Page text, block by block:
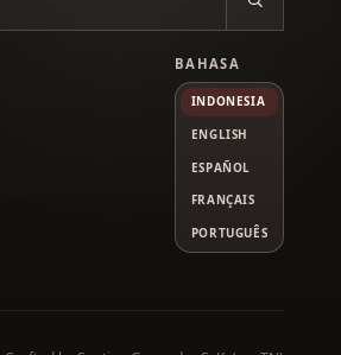
BAHASA
INDONESIA
ENGLISH
ESPAÑOL
FRANÇAIS
PORTUGUÊS